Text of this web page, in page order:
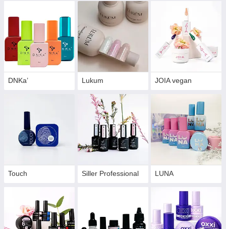
DNKa’ Lukum JOIA vegan
Touch Siller Professional LUNA